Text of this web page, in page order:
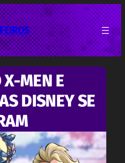
MEN E
DISNEY SE